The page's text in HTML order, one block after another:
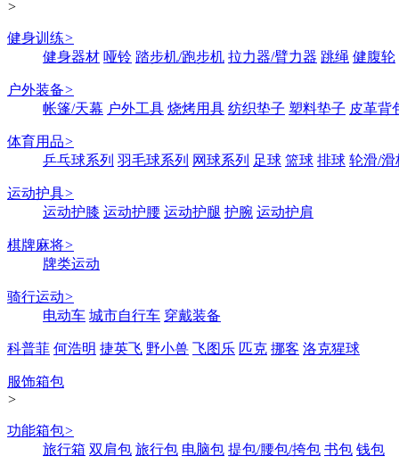
>
健身训练>
健身器材 哑铃 踏步机/跑步机 拉力器/臂力器 跳绳 健腹轮
户外装备>
帐篷/天幕 户外工具 烧烤用具 纺织垫子 塑料垫子 皮革背
体育用品>
乒乓球系列 羽毛球系列 网球系列 足球 篮球 排球 轮滑/滑
运动护具>
运动护膝 运动护腰 运动护腿 护腕 运动护肩
棋牌麻将>
牌类运动
骑行运动>
电动车 城市自行车 穿戴装备
科普菲 何浩明 捷英飞 野小兽 飞图乐 匹克 挪客 洛克猩球
服饰箱包
>
功能箱包>
旅行箱 双肩包 旅行包 电脑包 提包/腰包/挎包 书包 钱包